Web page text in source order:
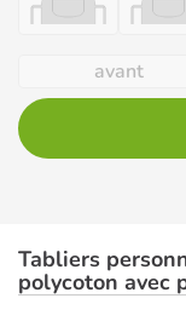
avant
Tabliers personnalisés - K890 - Tablier
polycoton avec